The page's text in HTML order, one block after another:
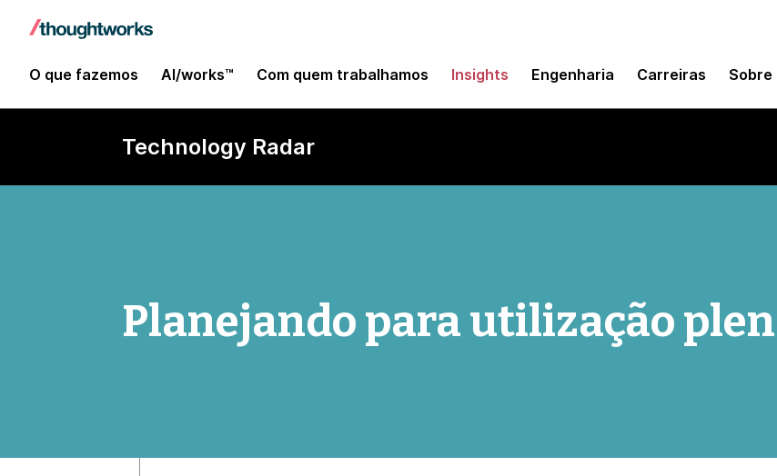
O que fazemos AI/works™ Com quem trabalhamos Insights Engenharia Carreiras Sobre
Technology Radar
Planejando para utilização